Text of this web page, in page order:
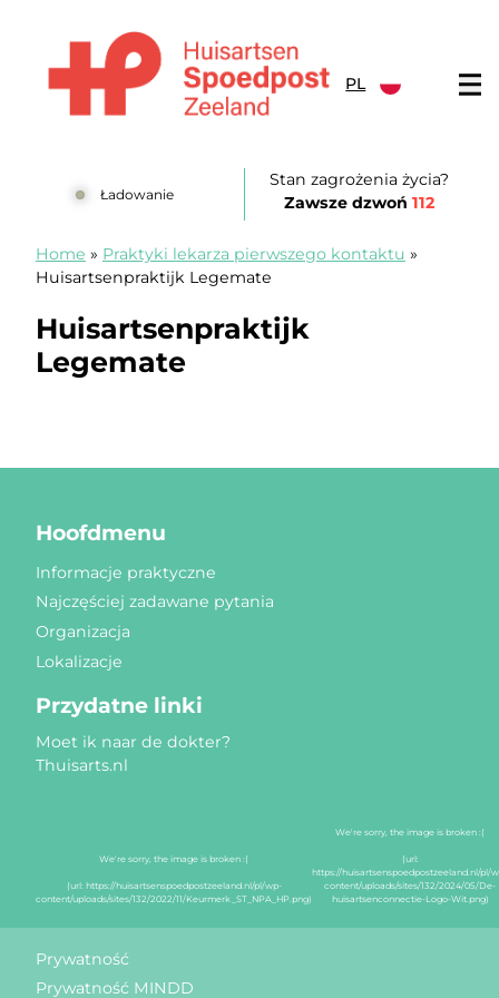
PL
Ładowanie
Stan zagrożenia życia?
Zawsze dzwoń112
Home » Praktyki lekarza pierwszego kontaktu »
Huisartsenpraktijk Legemate
Huisartsenpraktijk
Legemate
Hoofdmenu
Informacje praktyczne
Najczęściej zadawane pytania
Organizacja
Lokalizacje
Przydatne linki
Moet ik naar de dokter?
Thuisarts.nl
Prywatność
Prywatność MINDD